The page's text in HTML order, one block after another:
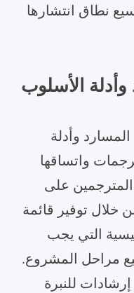
نطاق انتشارها
الأسلوب
وأدلة
واتساقها
على
خلال توفير قائمة
التي يجب
مراحل المشروع.
للنبرة